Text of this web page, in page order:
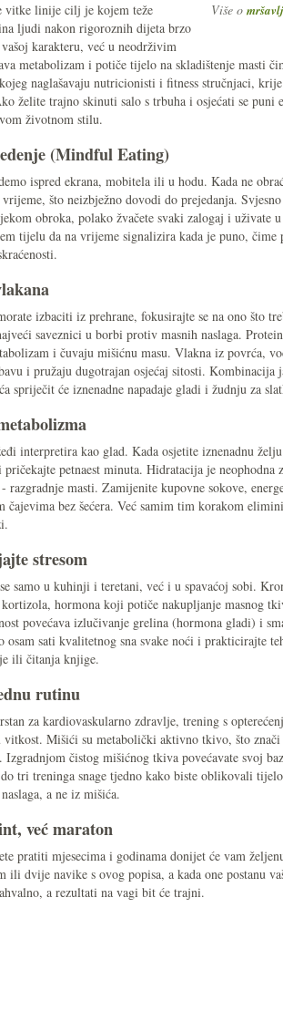
Više o
vitke linije cilj je kojem teže
ljudi nakon rigoroznih dijeta brzo
karakteru, već u neodrživim
metabolizam i potiče tijelo na skladištenje masti
naglašavaju nutricionisti i fitness stručnjaci,
želite trajno skinuti salo s trbuha i osjećati se puni
životnom stilu.
(Mindful Eating)
ispred ekrana, mobitela ili u hodu. Kada ne
što neizbježno dovodi do prejedanja.
obroka, polako žvačete svaki zalogaj i uživate
tijelu da na vrijeme signalizira kada je puno, čime
izbaciti iz prehrane, fokusirajte se na ono što
saveznici u borbi protiv masnih naslaga.
i čuvaju mišićnu masu. Vlakna iz povrća,
i pružaju dugotrajan osjećaj sitosti. Kombinacija
spriječit će iznenadne napadaje gladi i žudnju za
interpretira kao glad. Kada osjetite iznenadnu
petnaest minuta. Hidratacija je neophodna
razgradnje masti. Zamijenite kupovne sokove,
bez šećera. Već samim tim korakom
stresom
samo u kuhinji i teretani, već i u spavaćoj sobi.
hormona koji potiče nakupljanje masnog
povećava izlučivanje grelina (hormona gladi) i
osam sati kvalitetnog sna svake noći i prakticirajte
ili čitanja knjige.
rutinu
za kardiovaskularno zdravlje, trening s
Mišići su metabolički aktivno tkivo, što znači
čistog mišićnog tkiva povećavate svoj
tri treninga snage tjedno kako biste oblikovali
a ne iz mišića.
već maraton
pratiti mjesecima i godinama donijet će vam
dvije navike s ovog popisa, a kada one postanu
a rezultati na vagi bit će trajni.